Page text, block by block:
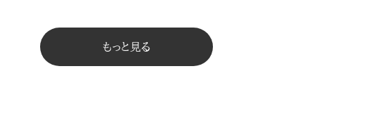
もっと見る